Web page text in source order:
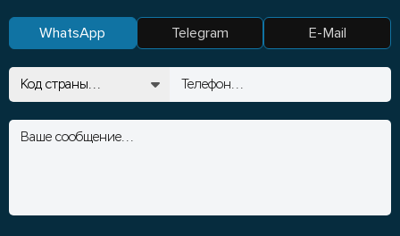
WhatsApp Telegram E-Mail